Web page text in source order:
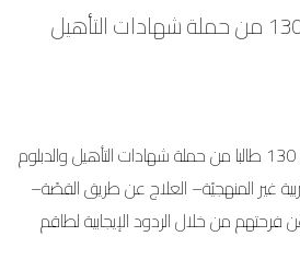
وحدة التعليم الخارجي في أكاديمية القاسمي تخرج أكثر من 130 من حملة شهادات التأهيل
قامت وحدة التعليم الخارجي في أكاديميّة القاسمي أمس الثلاثاء بتخريج أكثر من 130 طالبا من حملة شهادات التأهيل والدبلوم
غير المنهجيّة– العلاج عن طريق القصّة–
فرحتهم من خلال الردود الإيجابية لطاقم